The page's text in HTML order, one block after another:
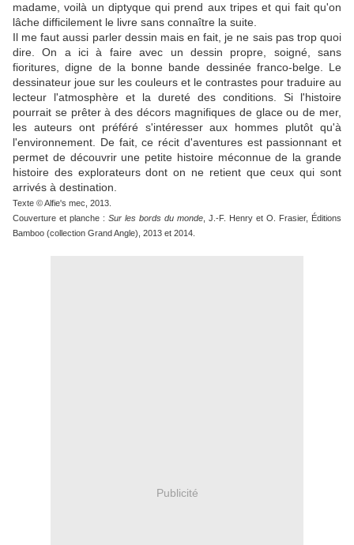
madame, voilà un diptyque qui prend aux tripes et qui fait qu'on
lâche difficilement le livre sans connaître la suite.
Il me faut aussi parler dessin mais en fait, je ne sais pas trop quoi
dire. On a ici à faire avec un dessin propre, soigné, sans
fioritures, digne de la bonne bande dessinée franco-belge. Le
dessinateur joue sur les couleurs et le contrastes pour traduire au
lecteur l'atmosphère et la dureté des conditions. Si l'histoire
pourrait se prêter à des décors magnifiques de glace ou de mer,
les auteurs ont préféré s'intéresser aux hommes plutôt qu'à
l'environnement. De fait, ce récit d'aventures est passionnant et
permet de découvrir une petite histoire méconnue de la grande
histoire des explorateurs dont on ne retient que ceux qui sont
arrivés à destination.
Texte © Alfie's mec, 2013.
Couverture et planche : Sur les bords du monde , J.-F. Henry et O. Frasier, Éditions
Bamboo (collection Grand Angle), 2013 et 2014.
Publicité